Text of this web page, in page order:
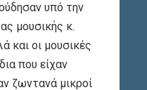
υπό την
μουσικής κ.
και οι μουσικές
που είχαν
ζωντανά μικροί